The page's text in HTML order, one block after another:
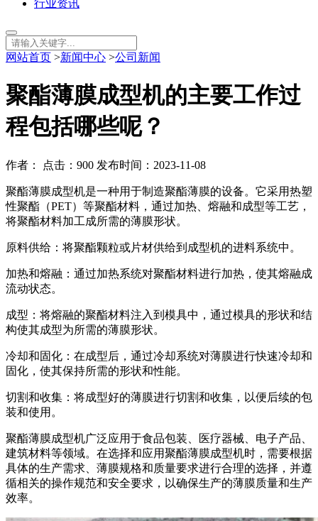
行业资讯
网站首页 >新闻中心 >公司新闻
聚酯薄膜成型机的主要工作过
程包括哪些呢？
作者： 点击：900 发布时间：2023-11-08
聚酯薄膜成型机是一种用于制造聚酯薄膜的设备。它采用热塑
性聚酯（PET）等聚酯材料，通过加热、熔融和成型等工艺，
将聚酯材料加工成所需的薄膜形状。
原料供给：将聚酯颗粒或片材供给到成型机的进料系统中。
加热和熔融：通过加热系统对聚酯材料进行加热，使其熔融成
流动状态。
成型：将熔融的聚酯材料注入到模具中，通过模具的形状和结
构使其成型为所需的薄膜形状。
冷却和固化：在成型后，通过冷却系统对薄膜进行快速冷却和
固化，使其保持所需的形状和性能。
切割和收集：将成型好的薄膜进行切割和收集，以便后续的包
装和使用。
聚酯薄膜成型机广泛应用于食品包装、医疗器械、电子产品、
建筑材料等领域。在选择和应用聚酯薄膜成型机时，需要根据
具体的生产需求、薄膜规格和质量要求进行合理的选择，并遵
循相关的操作规范和安全要求，以确保生产的薄膜质量和生产
效率。